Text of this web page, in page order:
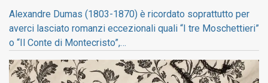
Alexandre Dumas (1803-1870) è ricordato soprattutto per
averci lasciato romanzi eccezionali quali “I tre Moschettieri”
o “Il Conte di Montecristo”,…